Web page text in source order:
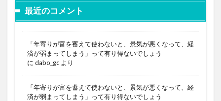
最近のコメント
「年寄りが富を蓄えて使わないと、景気が悪くなって、経
済が弱まってしまう」って有り得ないでしょう
に dabo_gc より
「年寄りが富を蓄えて使わないと、景気が悪くなって、経
済が弱まってしまう」って有り得ないでしょう